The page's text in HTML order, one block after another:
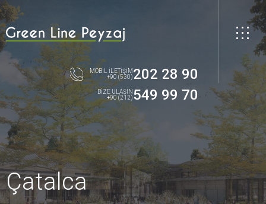
MOBİL İLETİŞİM
+90 (530)202 28 90
BİZE ULAŞIN
+90 (212)549 99 70
Çatalca